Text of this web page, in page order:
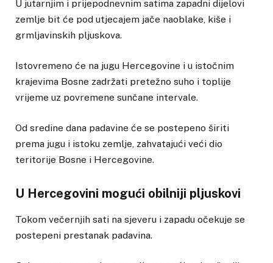
U jutarnjim i prijepodnevnim satima zapadni dijelovi
zemlje bit će pod utjecajem jače naoblake, kiše i
grmljavinskih pljuskova.
Istovremeno će na jugu Hercegovine i u istočnim
krajevima Bosne zadržati pretežno suho i toplije
vrijeme uz povremene sunčane intervale.
Od sredine dana padavine će se postepeno širiti
prema jugu i istoku zemlje, zahvatajući veći dio
teritorije Bosne i Hercegovine.
U Hercegovini mogući obilniji pljuskovi
Tokom večernjih sati na sjeveru i zapadu očekuje se
postepeni prestanak padavina.